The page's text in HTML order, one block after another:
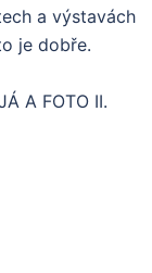
a výstavách
je dobře.
A FOTO II.